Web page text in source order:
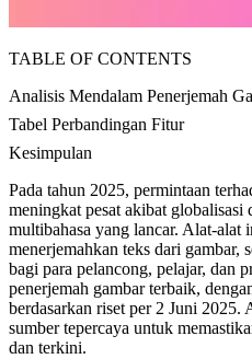
TABLE OF CONTENTS
Analisis Mendalam Penerjemah
Tabel Perbandingan Fitur
Kesimpulan
Pada tahun 2025, permintaan
meningkat pesat akibat
multibahasa yang lancar. Alat-alat
menerjemahkan teks dari gambar,
bagi para pelancong, pelajar, dan
penerjemah gambar terbaik,
berdasarkan riset per 2 Juni
sumber tepercaya untuk
dan terkini.